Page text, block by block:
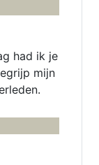
had ik je
mijn